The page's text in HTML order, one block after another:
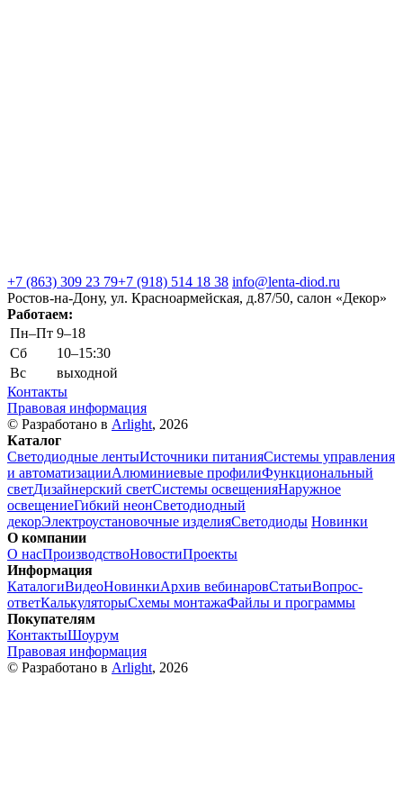
+7 (863) 309 23 79+7 (918) 514 18 38 info@lenta-diod.ru
Ростов-на-Дону, ул. Красноармейская, д.87/50, салон «Декор»
Работаем:
Пн–Пт 9–18
Сб
10–15:30
Вс
выходной
Контакты
Правовая информация
© Разработано в Arlight, 2026
Каталог
Светодиодные лентыИсточники питанияСистемы управления
и автоматизацииАлюминиевые профилиФункциональный
светДизайнерский светСистемы освещенияНаружное
освещениеГибкий неонСветодиодный
декорЭлектроустановочные изделияСветодиоды Новинки
О компании
О насПроизводствоНовостиПроекты
Информация
КаталогиВидеоНовинкиАрхив вебинаровСтатьиВопрос-
ответКалькуляторыСхемы монтажаФайлы и программы
Покупателям
КонтактыШоурум
Правовая информация
© Разработано в Arlight, 2026